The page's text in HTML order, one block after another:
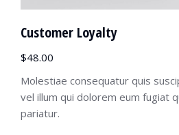
Customer Loyalty
$48.00
Molestiae consequatur quis
vel illum qui dolorem eum fugiat
pariatur.